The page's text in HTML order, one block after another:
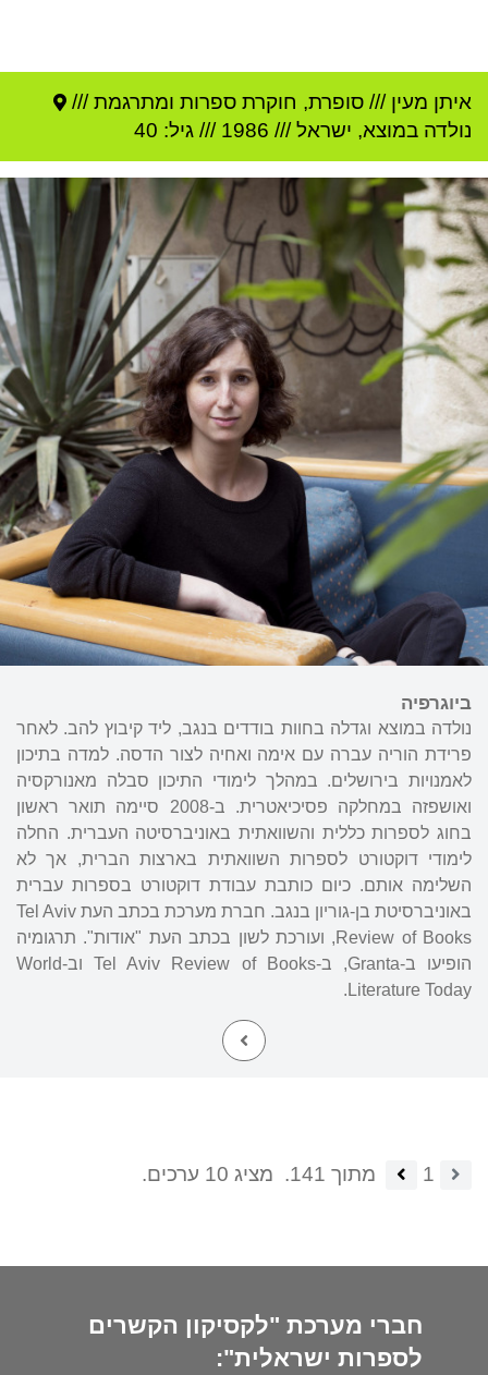
איתן מעין /// סופרת, חוקרת ספרות ומתרגמת ///
נולדה במוצא, ישראל///
1986 /// גיל: 40
ביוגרפיה
נולדה במוצא וגדלה בחוות בודדים בנגב, ליד קיבוץ להב. לאחר
פרידת הוריה עברה עם אימה ואחיה לצור הדסה. למדה בתיכון
לאמנויות בירושלים. במהלך לימודי התיכון סבלה מאנורקסיה
ואושפזה במחלקה פסיכיאטרית. ב-2008 סיימה תואר ראשון
בחוג לספרות כללית והשוואתית באוניברסיטה העברית. החלה
לימודי דוקטורט לספרות השוואתית בארצות הברית, אך לא
השלימה אותם. כיום כותבת עבודת דוקטורט בספרות עברית
באוניברסיטת בן-גוריון בנגב. חברת מערכת בכתב העת Tel Aviv
Review of Books, ועורכת לשון בכתב העת "אודות". תרגומיה
הופיעו ב-Granta, ב-Tel Aviv Review of Books וב-World
Literature Today.
1 מתוך 141. מציג 10 ערכים.
חברי מערכת "לקסיקון הקשרים
לספרות ישראלית":